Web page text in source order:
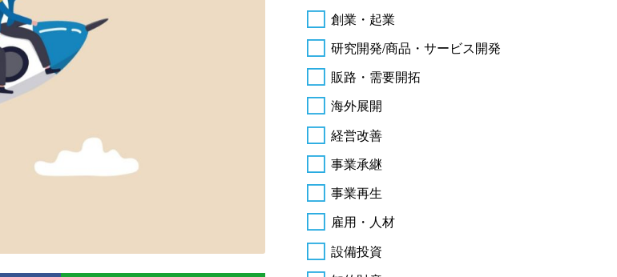
創業・起業
研究開発/商品・サービス開発
販路・需要開拓
海外展開
経営改善
事業承継
事業再生
雇用・人材
設備投資